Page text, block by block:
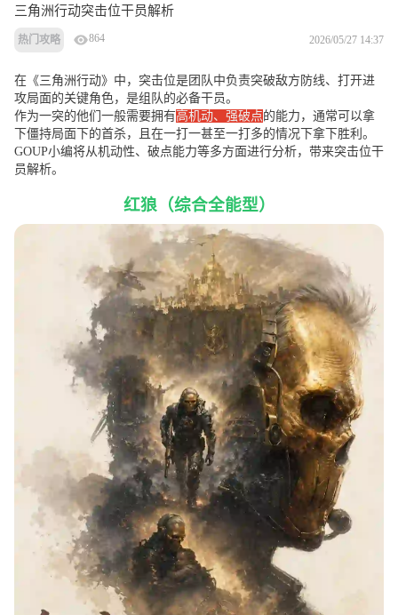
三角洲行动突击位干员解析
热门攻略 864 2026/05/27 14:37
在《三角洲行动》中，突击位是团队中负责突破敌方防线、打开进
攻局面的关键角色，是组队的必备干员。
作为一突的他们一般需要拥有高机动、强破点的能力，通常可以拿
下僵持局面下的首杀，且在一打一甚至一打多的情况下拿下胜利。
GOUP小编将从机动性、破点能力等多方面进行分析，带来突击位干
员解析。
红狼（综合全能型）